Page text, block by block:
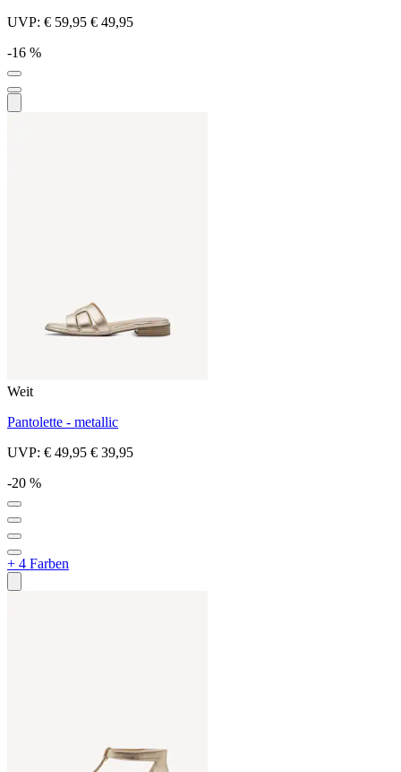
UVP: € 59,95 € 49,95
-16 %
Weit
Pantolette - metallic
UVP: € 49,95 € 39,95
-20 %
+ 4 Farben